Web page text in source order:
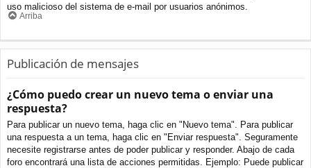
uso malicioso del sistema de e-mail por usuarios anónimos.
Arriba
Publicación de mensajes
¿Cómo puedo crear un nuevo tema o enviar una
respuesta?
Para publicar un nuevo tema, haga clic en "Nuevo tema". Para publicar
una respuesta a un tema, haga clic en "Enviar respuesta". Seguramente
necesite registrarse antes de poder publicar y responder. Abajo de cada
foro encontrará una lista de acciones permitidas. Ejemplo: Puede publicar